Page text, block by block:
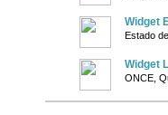
Widget
Estado
Widget
ONCE,